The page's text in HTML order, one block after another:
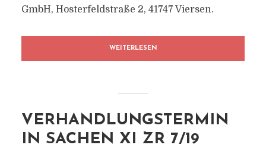
GmbH, Hosterfeldstraße 2, 41747 Viersen.
WEITERLESEN
VERHANDLUNGSTERMIN
IN SACHEN XI ZR 7/19